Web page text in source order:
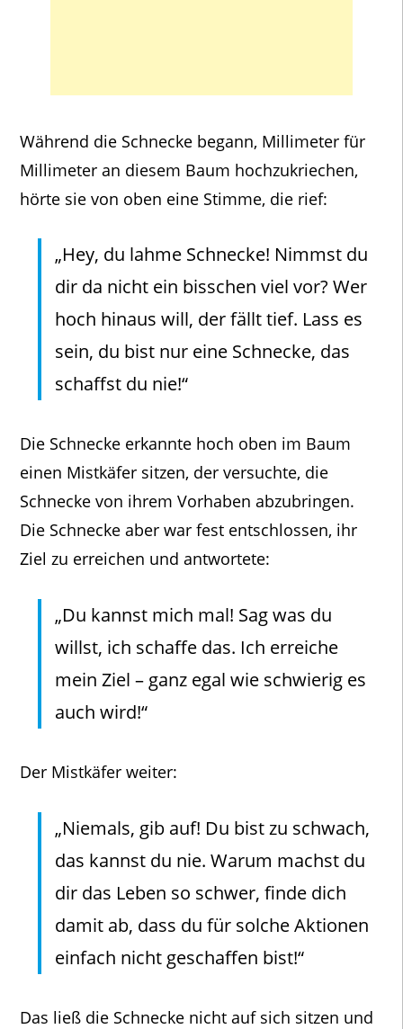
Während die Schnecke begann, Millimeter für
Millimeter an diesem Baum hochzukriechen,
hörte sie von oben eine Stimme, die rief:
„Hey, du lahme Schnecke! Nimmst du
dir da nicht ein bisschen viel vor? Wer
hoch hinaus will, der fällt tief. Lass es
sein, du bist nur eine Schnecke, das
schaffst du nie!“
Die Schnecke erkannte hoch oben im Baum
einen Mistkäfer sitzen, der versuchte, die
Schnecke von ihrem Vorhaben abzubringen.
Die Schnecke aber war fest entschlossen, ihr
Ziel zu erreichen und antwortete:
„Du kannst mich mal! Sag was du
willst, ich schaffe das. Ich erreiche
mein Ziel – ganz egal wie schwierig es
auch wird!“
Der Mistkäfer weiter:
„Niemals, gib auf! Du bist zu schwach,
das kannst du nie. Warum machst du
dir das Leben so schwer, finde dich
damit ab, dass du für solche Aktionen
einfach nicht geschaffen bist!“
Das ließ die Schnecke nicht auf sich sitzen und